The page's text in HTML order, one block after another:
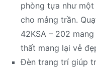
phòng tựa như
cho mảng trần.
42KSA – 202
thất mang lại vẻ
Đèn trang trí giúp